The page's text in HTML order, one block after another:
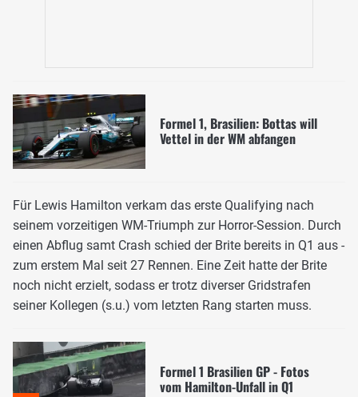
Formel 1, Brasilien: Bottas will
Vettel in der WM abfangen
Für Lewis Hamilton verkam das erste Qualifying nach
seinem vorzeitigen WM-Triumph zur Horror-Session. Durch
einen Abflug samt Crash schied der Brite bereits in Q1 aus -
zum erstem Mal seit 27 Rennen. Eine Zeit hatte der Brite
noch nicht erzielt, sodass er trotz diverser Gridstrafen
seiner Kollegen (s.u.) vom letzten Rang starten muss.
Formel 1 Brasilien GP - Fotos
vom Hamilton-Unfall in Q1